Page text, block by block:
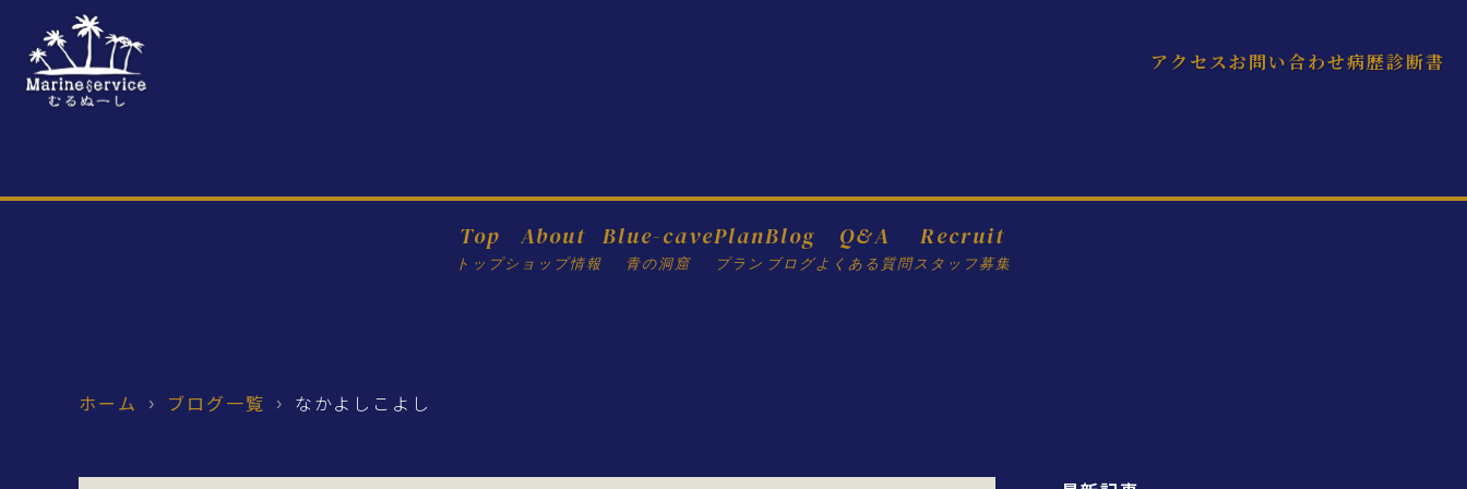
アクセスお問い合わせ病歴診断書
Top
トップ
About
ショップ情報
Blue-cave
青の洞窟
Plan
プラン
Blog
ブログ
Q&A
よくある質問
Recruit
スタッフ募集
ホーム › ブログ一覧 › なかよしこよし